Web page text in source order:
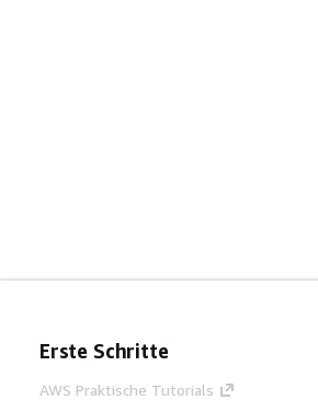
Erste Schritte
AWS Praktische Tutorials